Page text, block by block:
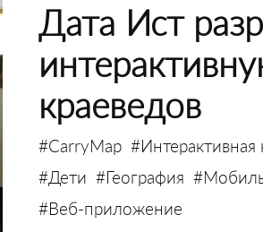
Дата Ист
краеведов
#CarryMap #Интерактивная
#Дети #География
#Веб-приложение